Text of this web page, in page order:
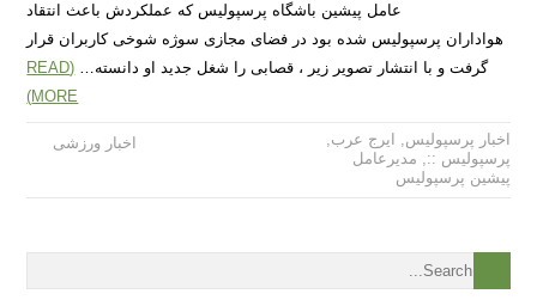
عامل پیشین باشگاه پرسپولیس که عملکردش باعث انتقاد
هواداران پرسپولیس شده بود در فضای مجازی سوژه شوخی کاربران قرار
گرفت و با انتشار تصویر زیر ، قصابی را شغل جدید او دانسته… (READ
MORE)
اخبار ورزشی اخبار پرسپولیس, ایرج عرب,
پرسپولیس ::, مدیرعامل
پیشین پرسپولیس